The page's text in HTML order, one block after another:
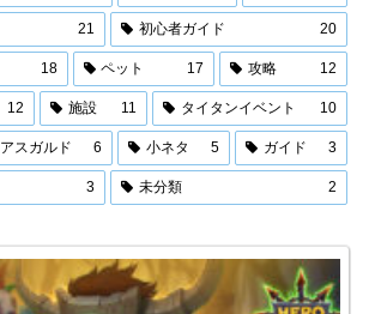
21 初心者ガイド 20
18 ペット 17 攻略 12
12 施設 11 タイタンイベント 10
アスガルド 6 小ネタ 5 ガイド 3
3 未分類 2